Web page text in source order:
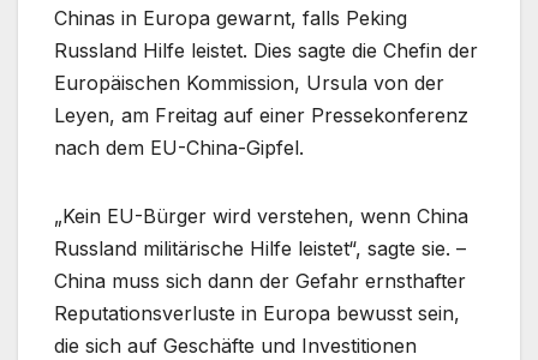
Chinas in Europa gewarnt, falls Peking
Russland Hilfe leistet. Dies sagte die Chefin der
Europäischen Kommission, Ursula von der
Leyen, am Freitag auf einer Pressekonferenz
nach dem EU-China-Gipfel.
„Kein EU-Bürger wird verstehen, wenn China
Russland militärische Hilfe leistet“, sagte sie. –
China muss sich dann der Gefahr ernsthafter
Reputationsverluste in Europa bewusst sein,
die sich auf Geschäfte und Investitionen